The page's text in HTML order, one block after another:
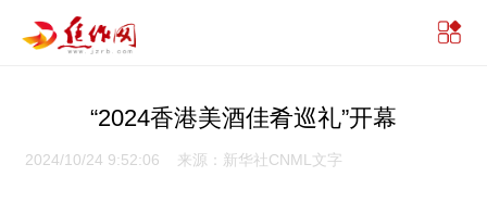
“2024香港美酒佳肴巡礼”开幕
2024/10/24 9:52:06 来源：新华社CNML文字